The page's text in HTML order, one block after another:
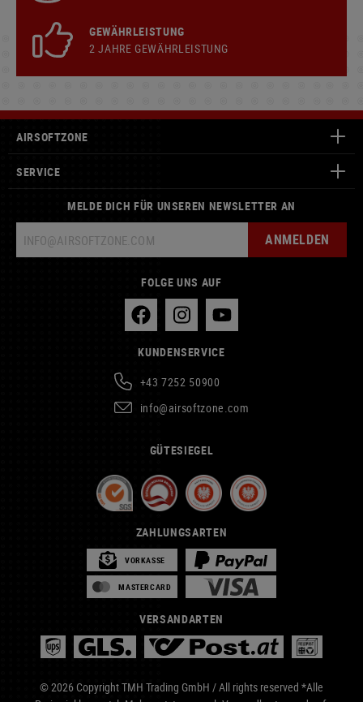
GEWÄHRLEISTUNG
2 JAHRE GEWÄHRLEISTUNG
AIRSOFTZONE
SERVICE
MELDE DICH FÜR UNSEREN NEWSLETTER AN
ANMELDEN
FOLGE UNS AUF
KUNDENSERVICE
+43 7252 50900
info@airsoftzone.com
GÜTESIEGEL
ZAHLUNGSARTEN
VORKASSE
MASTERCARD
VERSANDARTEN
© 2026 Copyright TMH Trading GmbH / All rights reserved *Alle